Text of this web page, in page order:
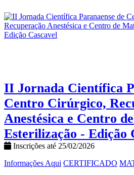
II Jornada Científica
Centro Cirúrgico,
Anestésica e Centro
Esterilização - Edição
Inscrições até 25/02/2026
Informações Aqui CERTIFICADO